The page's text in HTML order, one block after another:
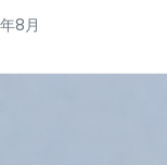
8月